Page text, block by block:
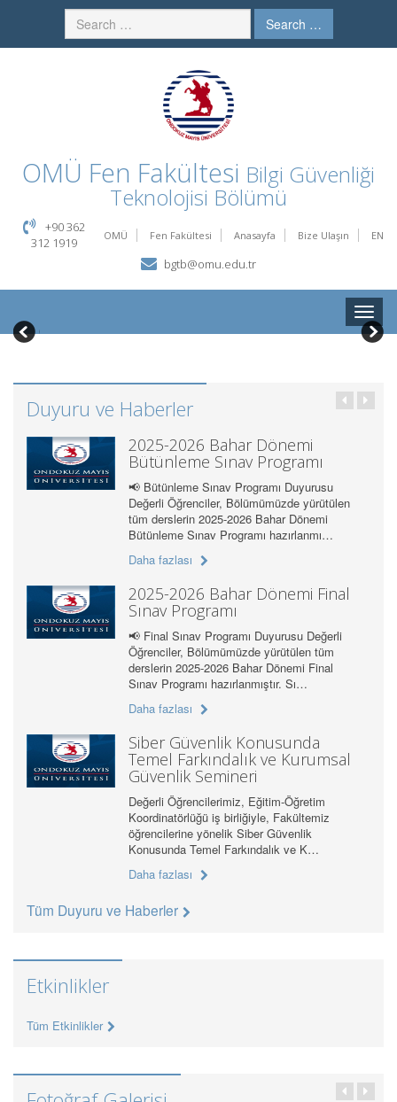
Search …
OMÜ Fen Fakültesi Bilgi Güvenliği
Teknolojisi Bölümü
OMÜ Fen Fakültesi Anasayfa Bize Ulaşın EN
+90 362
312 1919
bgtb@omu.edu.tr
Toggle
Duyuru ve Haberler
2025-2026 Bahar Dönemi
Bütünleme Sınav Programı
📢 Bütünleme Sınav Programı Duyurusu
Değerli Öğrenciler, Bölümümüzde yürütülen
tüm derslerin 2025-2026 Bahar Dönemi
Bütünleme Sınav Programı hazırlanmı…
Daha fazlası
2025-2026 Bahar Dönemi Final
Sınav Programı
📢 Final Sınav Programı Duyurusu Değerli
Öğrenciler, Bölümümüzde yürütülen tüm
derslerin 2025-2026 Bahar Dönemi Final
Sınav Programı hazırlanmıştır. Sı…
Daha fazlası
Siber Güvenlik Konusunda
Temel Farkındalık ve Kurumsal
Güvenlik Semineri
Değerli Öğrencilerimiz, Eğitim-Öğretim
Koordinatörlüğü iş birliğiyle, Fakültemiz
öğrencilerine yönelik Siber Güvenlik
Konusunda Temel Farkındalık ve K…
Daha fazlası
Tüm Duyuru ve Haberler
Etkinlikler
Tüm Etkinlikler